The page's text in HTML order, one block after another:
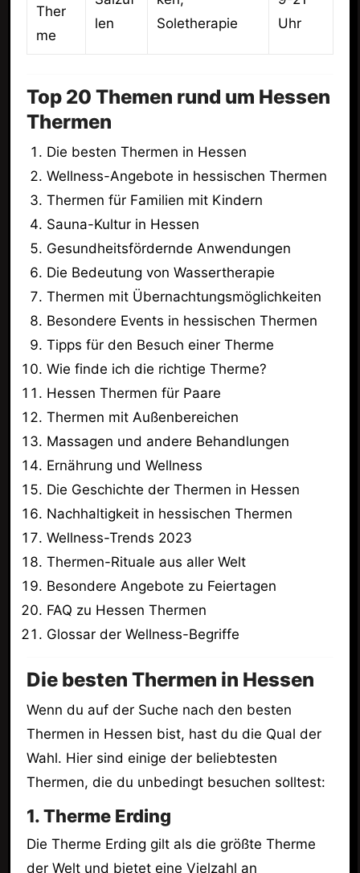
Ther
me
len
Soletherapie
Uhr
Top 20 Themen rund um Hessen
Thermen
Die besten Thermen in Hessen
Wellness-Angebote in hessischen Thermen
Thermen für Familien mit Kindern
Sauna-Kultur in Hessen
Gesundheitsfördernde Anwendungen
Die Bedeutung von Wassertherapie
Thermen mit Übernachtungsmöglichkeiten
Besondere Events in hessischen Thermen
Tipps für den Besuch einer Therme
Wie finde ich die richtige Therme?
Hessen Thermen für Paare
Thermen mit Außenbereichen
Massagen und andere Behandlungen
Ernährung und Wellness
Die Geschichte der Thermen in Hessen
Nachhaltigkeit in hessischen Thermen
Wellness-Trends 2023
Thermen-Rituale aus aller Welt
Besondere Angebote zu Feiertagen
FAQ zu Hessen Thermen
Glossar der Wellness-Begriffe
Die besten Thermen in Hessen
Wenn du auf der Suche nach den besten
Thermen in Hessen bist, hast du die Qual der
Wahl. Hier sind einige der beliebtesten
Thermen, die du unbedingt besuchen solltest:
1. Therme Erding
Die Therme Erding gilt als die größte Therme
der Welt und bietet eine Vielzahl an